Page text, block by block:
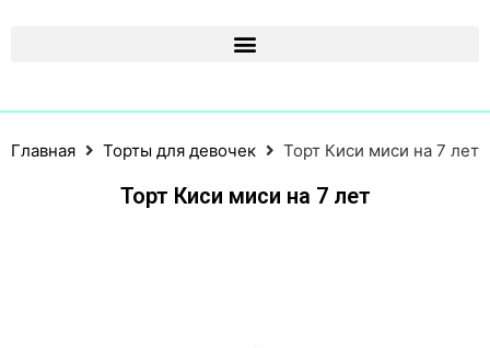
Главная Торты для девочек Торт Киси миси на 7 лет
Торт Киси миси на 7 лет